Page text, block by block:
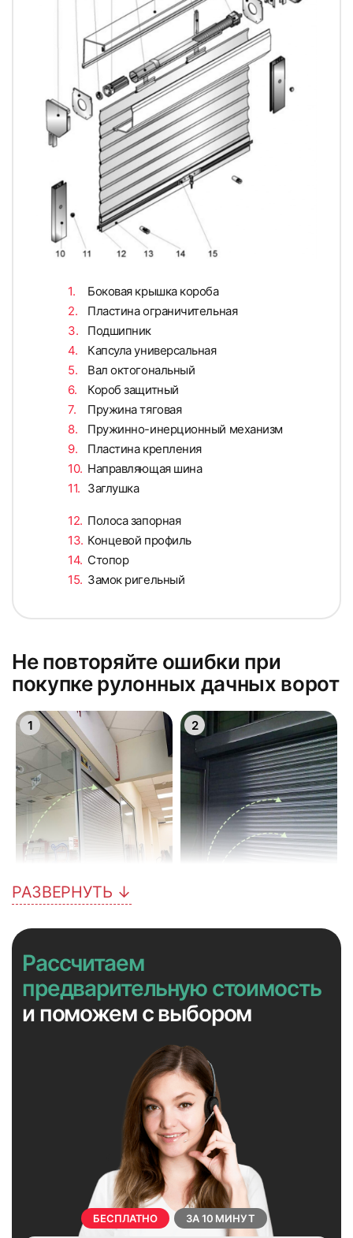
Боковая крышка короба
Пластина ограничительная
Подшипник
Капсула универсальная
Вал октогональный
Короб защитный
Пружина тяговая
Пружинно-инерционный механизм
Пластина крепления
Направляющая шина
Заглушка
Полоса запорная
Концевой профиль
Стопор
Замок ригельный
Не повторяйте ошибки при
покупке рулонных дачных ворот
1 2
3
6
РАЗВЕРНУТЬ ↓
БЕСПЛАТНО ЗА 10 МИНУТ
Рассчитаем
предварительную стоимость
и поможем с выбором